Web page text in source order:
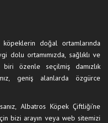
doğal ortamlarında
ortamımızda, sağlıklı ve
özenle seçilmiş damızlık
geniş alanlarda özgürce
Albatros Köpek Çiftliği’ne
bizi arayın veya web sitemizi